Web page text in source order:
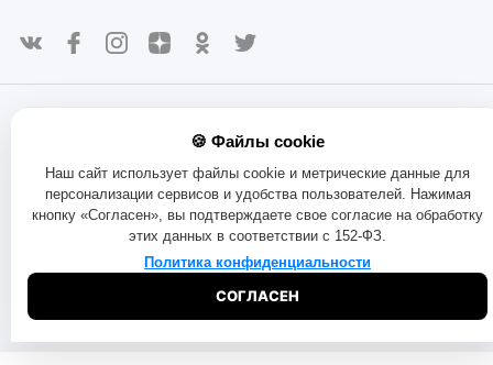
использует куки-файлы и другие технологии, чтобы помочь
вам в навигации, а также предоставить лучший
пользовательский опыт, анализировать использование
наших продуктов и услуг, повысить качество рекламных и
маркетинговых активностей. Если Вы не хотите, чтобы
Ваши пользовательские данные обрабатывались,
пожалуйста, ограничьте их использование в своём
браузере.
Договор оферта
Обмен и возврат товара
🍪 Файлы cookie
Наш сайт использует файлы cookie и метрические данные для
персонализации сервисов и удобства пользователей. Нажимая
кнопку «Согласен», вы подтверждаете свое согласие на обработку
этих данных в соответствии с 152-ФЗ.
Политика конфиденциальности
СОГЛАСЕН